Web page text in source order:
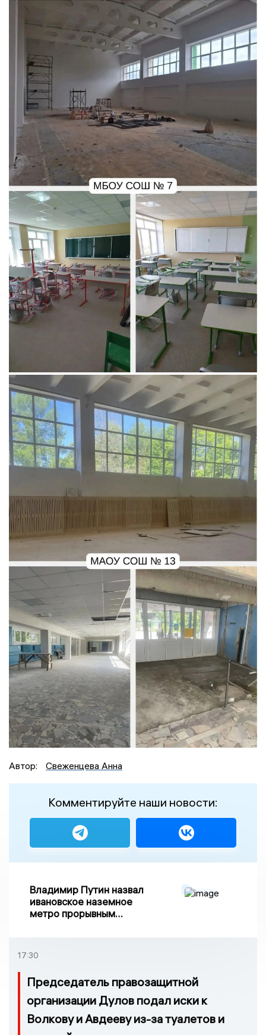
Автор: Свеженцева Анна
Комментируйте наши новости:
Владимир Путин назвал
ивановское наземное
метро прорывным
17:30
Председатель правозащитной
организации Дулов подал иски к
Волкову и Авдееву из-за туалетов и